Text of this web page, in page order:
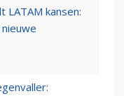
LATAM kansen: